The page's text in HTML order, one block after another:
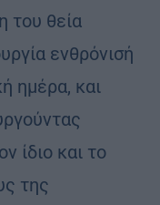
του θεία
ενθρόνισή
ημέρα, και
ίδιο και το
της